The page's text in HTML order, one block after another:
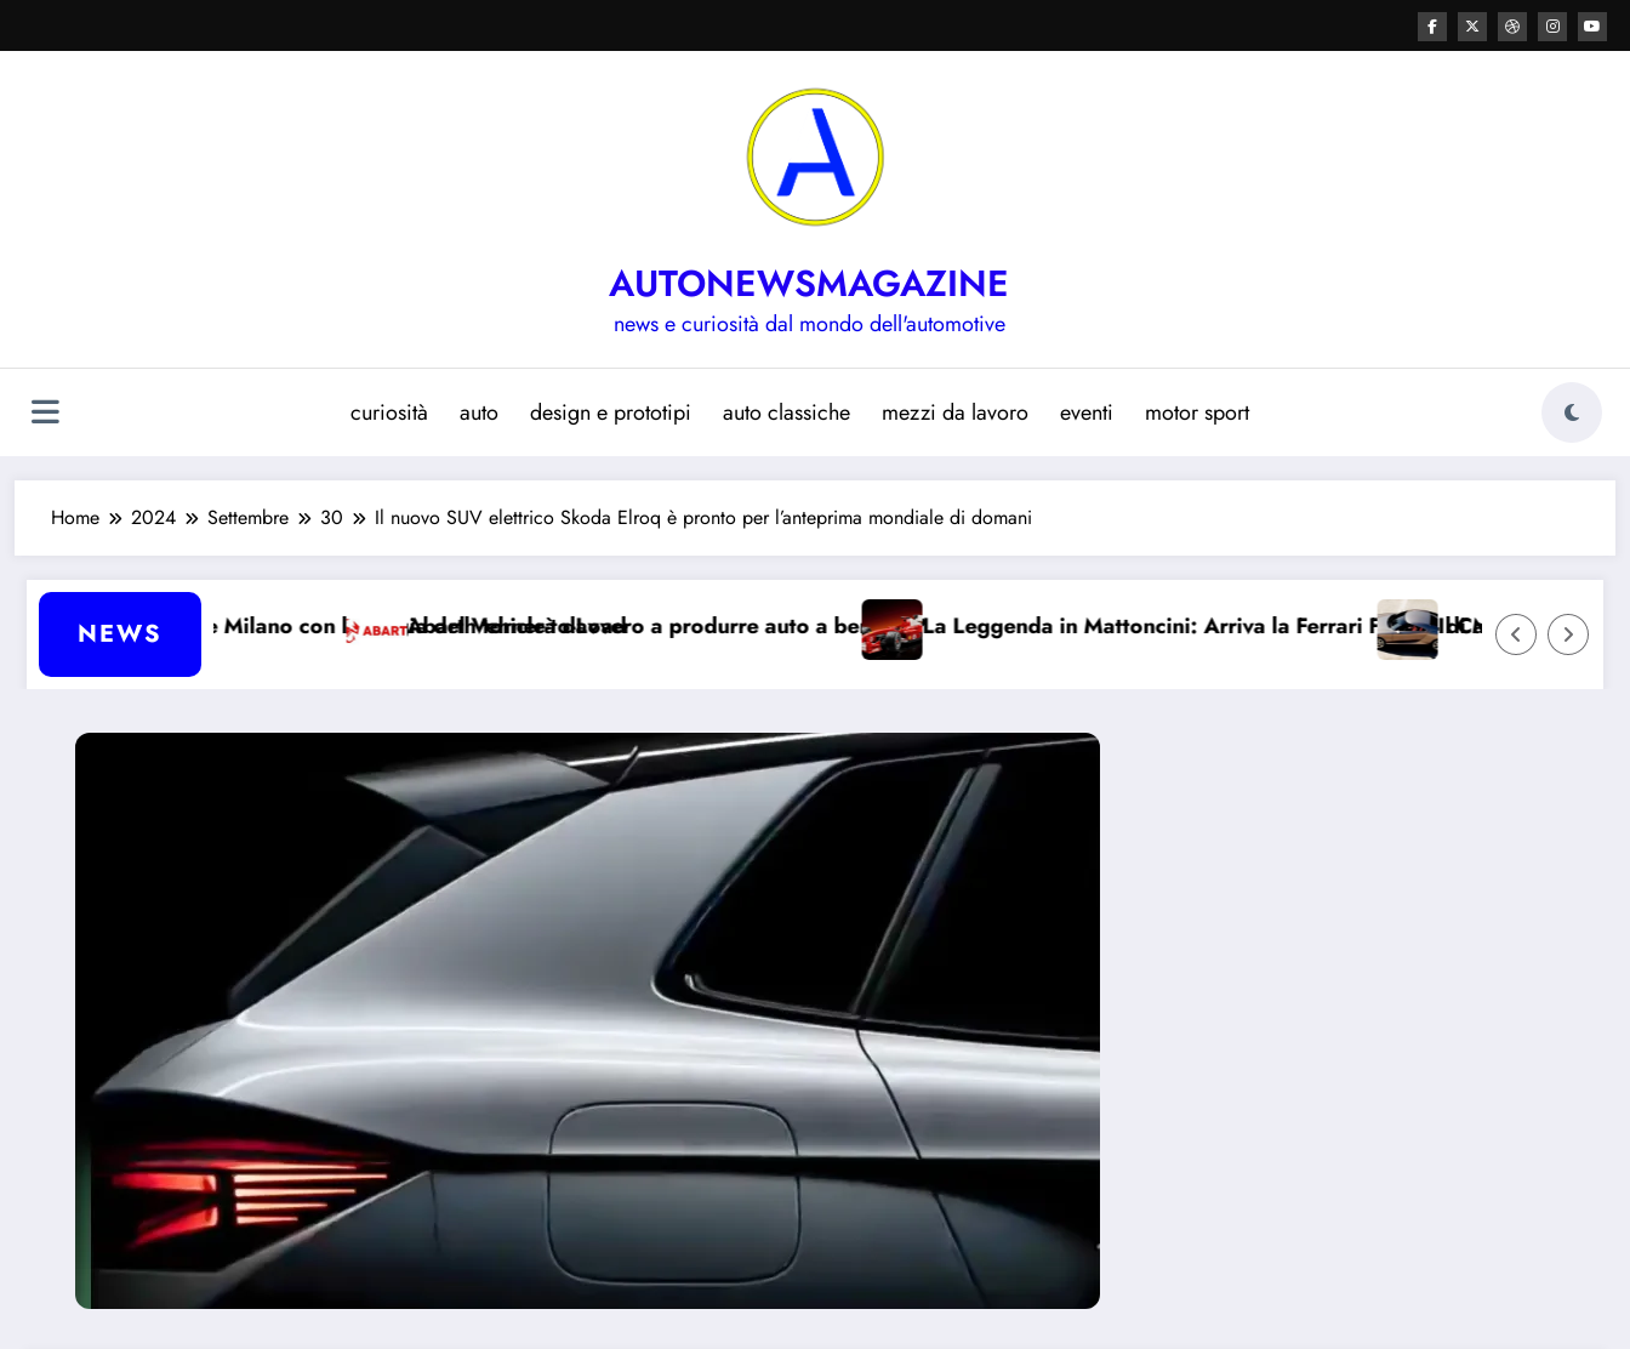
al
AUTONEWSMAGAZINE
news e curiosità dal mondo dell'automotive
curiosità auto design e prototipi auto classiche mezzi da lavoro eventi motor sport
Home 2024 Settembre 30 Il nuovo SUV elettrico Skoda Elroq è pronto per l’anteprima mondiale di domani
NEWS
Milano con la magia del Vehicle-to-Load
Abarth tornerà davvero a produrre auto a benzina?La Leggenda in Mattoncini: Arriva la Ferrari F2004 di Michael Schumacher
Il Capolavoro Perduto: L’Alfa